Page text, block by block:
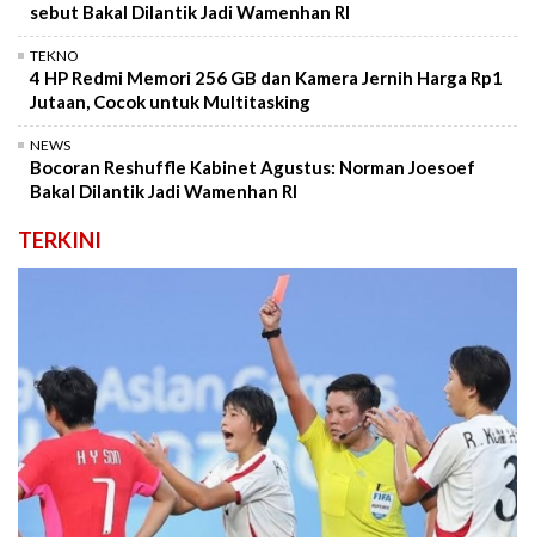
sebut Bakal Dilantik Jadi Wamenhan RI
TEKNO
4 HP Redmi Memori 256 GB dan Kamera Jernih Harga Rp1
Jutaan, Cocok untuk Multitasking
NEWS
Bocoran Reshuffle Kabinet Agustus: Norman Joesoef
Bakal Dilantik Jadi Wamenhan RI
TERKINI